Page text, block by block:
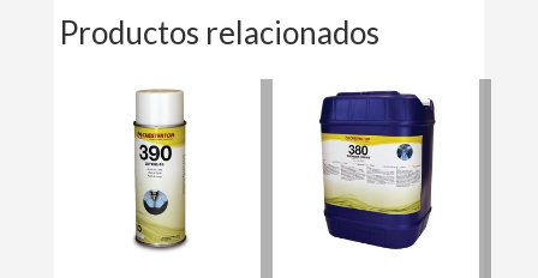
Productos relacionados